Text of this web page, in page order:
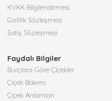
KVKK Bilgilendirmesi
Gizlilik Sözleşmesi
Satış Sözleşmesi
Faydalı Bilgiler
Burçlara Göre Çiçekler
Çiçek Bakımı
Çiçek Anlamları